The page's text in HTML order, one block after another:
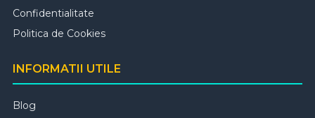
Confidentialitate
Politica de Cookies
INFORMATII UTILE
Blog